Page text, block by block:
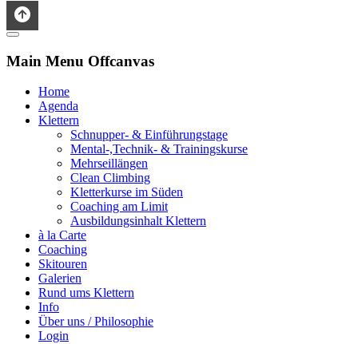
Main Menu Offcanvas
Home
Agenda
Klettern
Schnupper- & Einführungstage
Mental-,Technik- & Trainingskurse
Mehrseillängen
Clean Climbing
Kletterkurse im Süden
Coaching am Limit
Ausbildungsinhalt Klettern
à la Carte
Coaching
Skitouren
Galerien
Rund ums Klettern
Info
Über uns / Philosophie
Login